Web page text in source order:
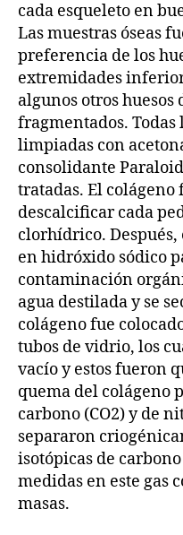
cada esqueleto en
Las muestras óseas
preferencia de los
extremidades
algunos otros huesos
fragmentados.
limpiadas con
consolidante
tratadas. El colágeno
descalcificar cada
clorhídrico.
en hidróxido sódico
contaminación
agua destilada y se
colágeno fue
tubos de vidrio, los
vacío y estos fueron
quema del colágeno
carbono (CO2) y de
separaron
isotópicas de
medidas en este gas
masas.